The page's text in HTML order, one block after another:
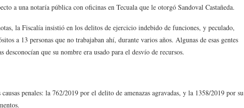
a una notaría pública con oficinas en Tecuala que le otorgó Sandoval Castañeda.
la Fiscalía insistió en los delitos de ejercicio indebido de funciones, y peculado,
a 13 personas que no trabajaban ahí, durante varios años. Algunas de esas gentes
que su nombre era usado para el desvío de recursos.
penales: la 762/2019 por el delito de amenazas agravadas, y la 1358/2019 por su